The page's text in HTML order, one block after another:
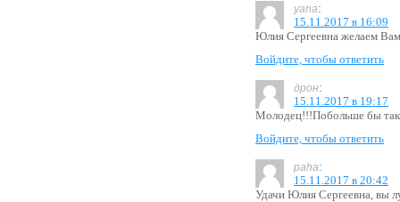
yana:
15.11.2017 в 16:09
Юлия Сергеевна желаем
Войдите, чтобы ответить
дрон:
15.11.2017 в 19:17
Молодец!!!Побольше бы
Войдите, чтобы ответить
paha:
15.11.2017 в 20:42
Удачи Юлия Сергеевна, вы